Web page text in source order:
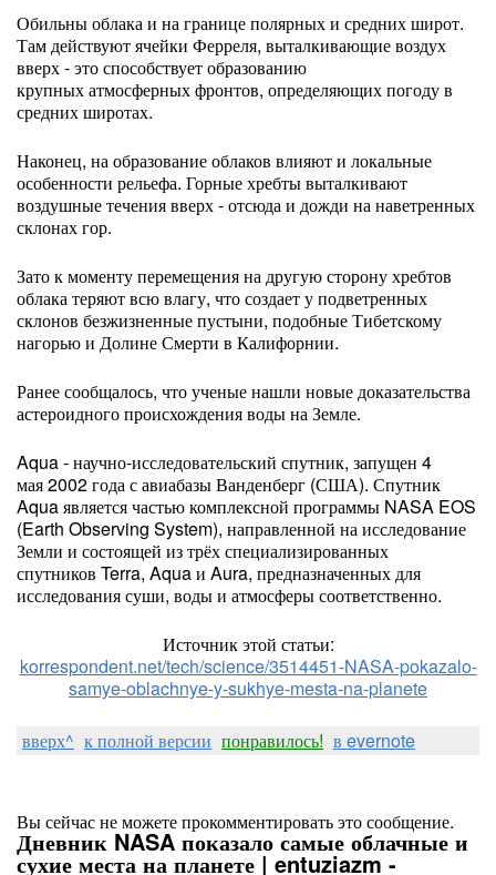
Обильны облака и на границе полярных и средних широт.
Там действуют ячейки Ферреля, выталкивающие воздух
вверх - это способствует образованию
крупных атмосферных фронтов, определяющих погоду в
средних широтах.
Наконец, на образование облаков влияют и локальные
особенности рельефа. Горные хребты выталкивают
воздушные течения вверх - отсюда и дожди на наветренных
склонах гор.
Зато к моменту перемещения на другую сторону хребтов
облака теряют всю влагу, что создает у подветренных
склонов безжизненные пустыни, подобные Тибетскому
нагорью и Долине Смерти в Калифорнии.
Ранее сообщалось, что ученые нашли новые доказательства
астероидного происхождения воды на Земле.
Aqua - научно-исследовательский спутник, запущен 4
мая 2002 года с авиабазы Ванденберг (США). Спутник
Aqua является частью комплексной программы NASA EOS
(Earth Observing System), направленной на исследование
Земли и состоящей из трёх специализированных
спутников Terra, Aqua и Aura, предназначенных для
исследования суши, воды и атмосферы соответственно.
Источник этой статьи:
korrespondent.net/tech/science/3514451-NASA-pokazalo-
samye-oblachnye-y-sukhye-mesta-na-planete
вверх^ к полной версии понравилось! в evernote
Вы сейчас не можете прокомментировать это сообщение.
Дневник NASA показало самые облачные и
сухие места на планете | entuziazm -